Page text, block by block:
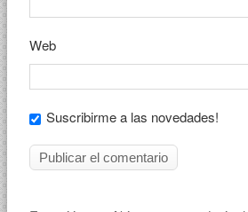
Web
Suscribirme a las novedades!